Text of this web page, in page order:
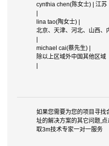
cynthia chen(陈女士) | 江苏
|
lina tao(陶女士) |
北京、天津、河北、山西、
|
michael cai(蔡先生) |
除以上区域外中国其他区域
|
如果您需要为您的项目寻找
址的解决方案的其它问题,
取3m技术专家一对一服务